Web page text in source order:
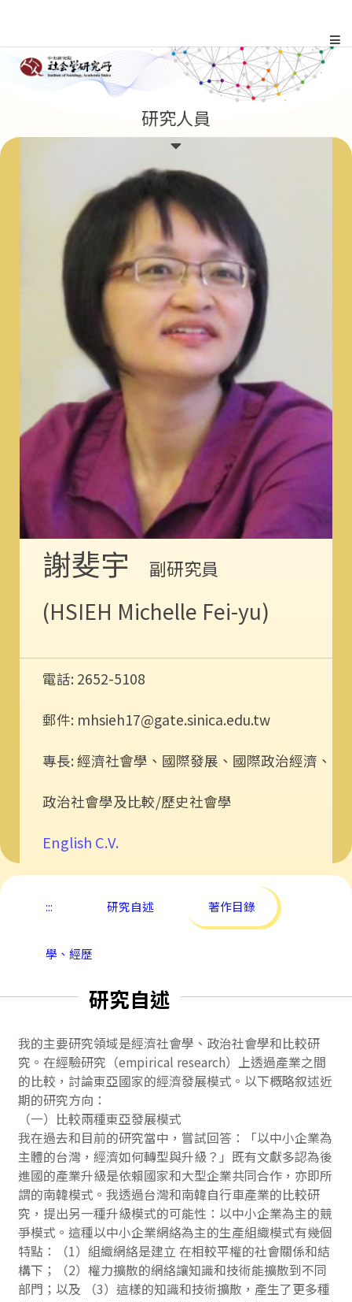
到
內
研究人員
謝斐宇 副研究員
(HSIEH Michelle Fei-yu)
電話: 2652-5108
郵件: mhsieh17@gate.sinica.edu.tw
專長: 經濟社會學、國際發展、國際政治經濟、
政治社會學及比較/歷史社會學
English C.V.
::: 研究自述 著作目錄
學、經歷
研究自述
我的主要研究領域是經濟社會學、政治社會學和比較研
究。在經驗研究（empirical research）上透過產業之間
的比較，討論東亞國家的經濟發展模式。以下概略叙述近
期的研究方向：
（一）比較兩種東亞發展模式
我在過去和目前的研究當中，嘗試回答：「以中小企業為
主體的台灣，經濟如何轉型與升級？」既有文獻多認為後
進國的產業升級是依賴國家和大型企業共同合作，亦即所
謂的南韓模式。我透過台灣和南韓自行車產業的比較研
究，提出另一種升級模式的可能性：以中小企業為主的競
爭模式。這種以中小企業網絡為主的生產組織模式有幾個
特點：（1）組織網絡是建立 在相較平權的社會關係和結
構下；（2）權力擴散的網絡讓知識和技術能擴散到不同
部門；以及 （3）這樣的知識和技術擴散，產生了更多種